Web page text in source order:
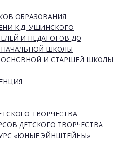
ОБРАЗОВАНИЯ
К.Д. УШИНСКОГО
И ПЕДАГОГОВ ДО
НАЧАЛЬНОЙ ШКОЛЫ
ОСНОВНОЙ И СТАРШЕЙ ШКОЛЫ
ТВОРЧЕСТВА
ДЕТСКОГО ТВОРЧЕСТВА
«ЮНЫЕ ЭЙНШТЕЙНЫ»